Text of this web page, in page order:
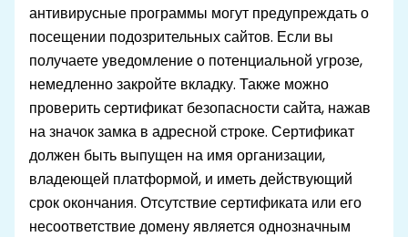
антивирусные программы могут предупреждать о
посещении подозрительных сайтов. Если вы
получаете уведомление о потенциальной угрозе,
немедленно закройте вкладку. Также можно
проверить сертификат безопасности сайта, нажав
на значок замка в адресной строке. Сертификат
должен быть выпущен на имя организации,
владеющей платформой, и иметь действующий
срок окончания. Отсутствие сертификата или его
несоответствие домену является однозначным